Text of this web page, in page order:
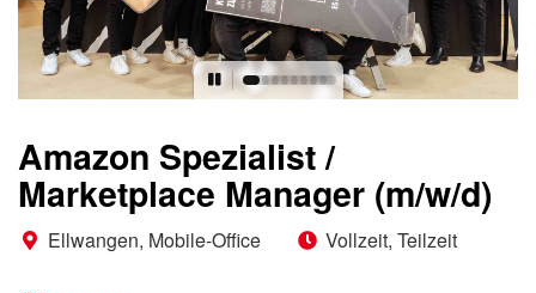
Amazon Spezialist /
Marketplace Manager (m/w/d)
Ellwangen, Mobile-Office Vollzeit, Teilzeit